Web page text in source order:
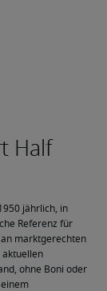
jährlich, in
Referenz für
marktgerechten
aktuellen
ohne Boni oder